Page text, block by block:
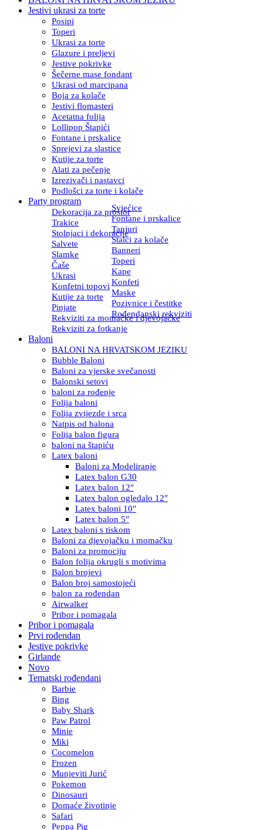
Jestivi ukrasi za torte
Posipi
Toperi
Ukrasi za torte
Glazure i preljevi
Jestive pokrivke
Šečerne mase fondant
Ukrasi od marcipana
Boja za kolače
Jestivi flomasteri
Acetatna folija
Lollipop Štapići
Fontane i prskalice
Sprejevi za slastice
Kutije za torte
Alati za pečenje
Izrezivači i nastavci
Podlošci za torte i kolače
Party program
Dekoracija za prostor
Svjećice
Trakice
Fontane i prskalice
Stolnjaci i dekoracije
Tanjuri
Salvete
Stalci za kolače
Slamke
Banneri
Čaše
Toperi
Ukrasi
Kape
Konfetni topovi Konfeti
Kutije za torte
Maske
Pinjate
Pozivnice i čestitke
Rekviziti za momačke i djevojačke
Rođendanski rekviziti
Rekviziti za fotkanje
Baloni
BALONI NA HRVATSKOM JEZIKU
Bubble Baloni
Baloni za vjerske svečanosti
Balonski setovi
baloni za rođenje
Folija baloni
Folija zvijezde i srca
Natpis od balona
Folija balon figura
baloni na štapiću
Latex baloni
Baloni za Modeliranje
Latex balon G30
Latex balon 12″
Latex balon ogledalo 12″
Latex baloni 10″
Latex balon 5″
Latex baloni s tiskom
Baloni za djevojačku i momačku
Baloni za promociju
Balon folija okrugli s motivima
Balon brojevi
Balon broj samostojeći
balon za rođendan
Airwalker
Pribor i pomagala
Pribor i pomagala
Prvi rođendan
Jestive pokrivke
Girlande
Novo
Tematski rođendani
Barbie
Bing
Baby Shark
Paw Patrol
Minie
Miki
Cocomelon
Frozen
Munjeviti Jurić
Pokemon
Dinosauri
Domaće životinje
Safari
Peppa Pig